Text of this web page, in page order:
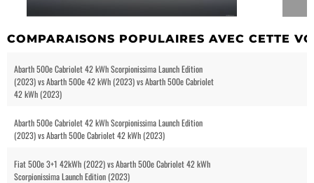
COMPARAISONS POPULAIRES AVEC CETTE
Abarth 500e Cabriolet 42 kWh Scorpionissima Launch Edition
(2023) vs Abarth 500e 42 kWh (2023) vs Abarth 500e Cabriolet
42 kWh (2023)
Abarth 500e Cabriolet 42 kWh Scorpionissima Launch Edition
(2023) vs Abarth 500e Cabriolet 42 kWh (2023)
Fiat 500e 3+1 42kWh (2022) vs Abarth 500e Cabriolet 42 kWh
Scorpionissima Launch Edition (2023)